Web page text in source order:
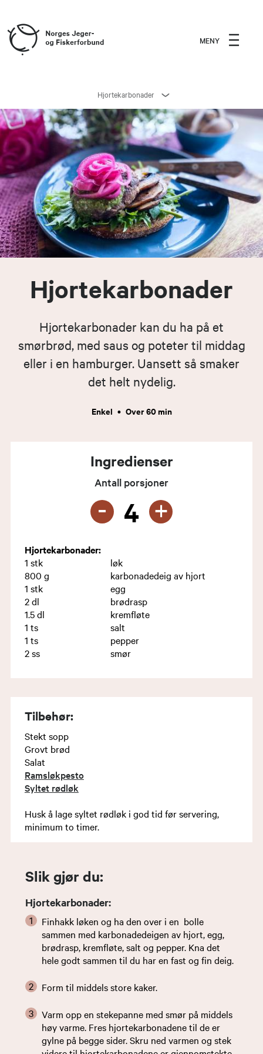
MENY
Hjortekarbonader
Hjortekarbonader
Hjortekarbonader kan du ha på et
smørbrød, med saus og poteter til middag
eller i en hamburger. Uansett så smaker
det helt nydelig.
Enkel • Over 60 min
Ingredienser
Antall porsjoner
- 4 +
Hjortekarbonader:
1 stk
løk
800 g
karbonadedeig av hjort
1 stk
egg
2dl
brødrasp
1.5dl
kremfløte
1 ts
salt
1 ts
pepper
2ss smør
Tilbehør:
Stekt sopp
Grovt brød
Salat
Ramsløkpesto
Syltet rødløk
Husk å lage syltet rødløk i god tid før servering,
minimum to timer.
Slik gjør du:
Hjortekarbonader:
Finhakk løken og ha den over i en bolle
sammen med karbonadedeigen av hjort, egg,
brødrasp, kremfløte, salt og pepper. Kna det
hele godt sammen til du har en fast og fin deig.
Form til middels store kaker.
Varm opp en stekepanne med smør på middels
høy varme. Fres hjortekarbonadene til de er
gylne på begge sider. Skru ned varmen og stek